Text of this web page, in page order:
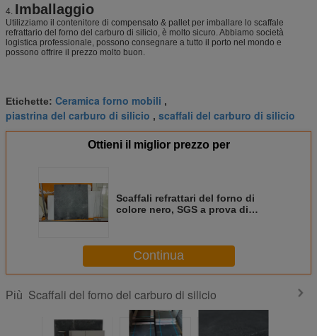
4. Imballaggio
Utilizziamo il contenitore di compensato & pallet per imballare lo scaffale
refrattario del forno del carburo di silicio, è molto sicuro. Abbiamo società
logistica professionale, possono consegnare a tutto il porto nel mondo e
possono offrire il prezzo molto buon.
Etichette: Ceramica forno mobili ,
piastrina del carburo di silicio , scaffali del carburo di silicio
Ottieni il miglior prezzo per
Scaffali refrattari del forno di
colore nero, SGS a prova di
Continua
Più Scaffali del forno del carburo di silicio